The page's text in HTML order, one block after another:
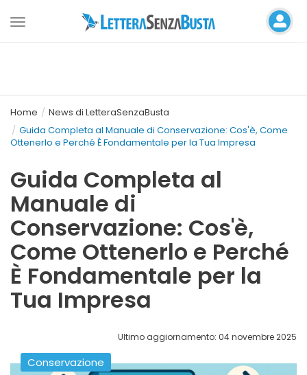
Toggle
Home
News di LetteraSenzaBusta
Guida Completa al Manuale di Conservazione: Cos'è, Come
Ottenerlo e Perché È Fondamentale per la Tua Impresa
Guida Completa al
Manuale di
Conservazione: Cos'è,
Come Ottenerlo e Perché
È Fondamentale per la
Tua Impresa
Ultimo aggiornamento: 04 novembre 2025
Conservazione